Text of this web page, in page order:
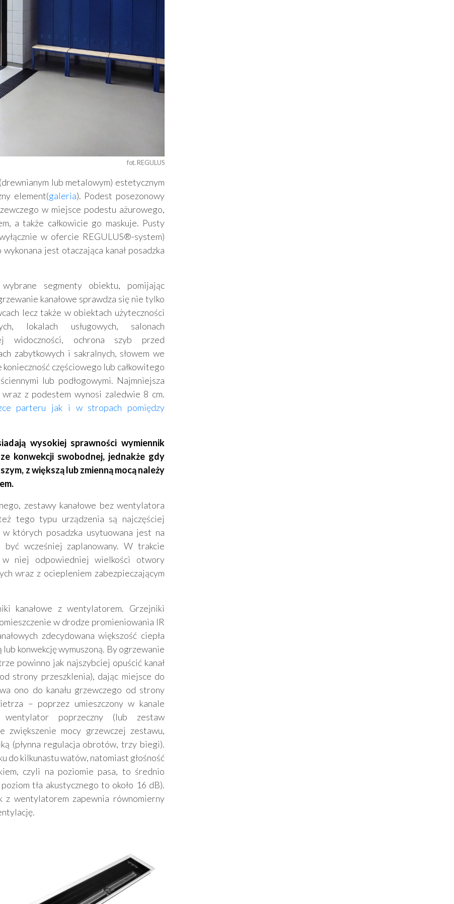
fot. REGULUS
lub metalowym) estetycznym
element(galeria). Podest posezonowy
w miejsce podestu ażurowego,
a także całkowicie go maskuje. Pusty
w ofercie REGULUS®-system)
jest otaczająca kanał posadzka
wybrane segmenty obiektu, pomijając
kanałowe sprawdza się nie tylko
lecz także w obiektach użyteczności
lokalach usługowych, salonach
widoczności, ochrona szyb przed
zabytkowych i sakralnych, słowem we
częściowego lub całkowitego
lub podłogowymi. Najmniejsza
wraz z podestem wynosi zaledwie 8 cm.
parteru jak i w stropach pomiędzy
wysokiej sprawności wymiennik
konwekcji swobodnej, jednakże gdy
z większą lub zmienną mocą należy
zestawy kanałowe bez wentylatora
tego typu urządzenia są najczęściej
których posadzka usytuowana jest na
wcześniej zaplanowany. W trakcie
w niej odpowiedniej wielkości otwory
wraz z ociepleniem zabezpieczającym
kanałowe z wentylatorem. Grzejniki
w drodze promieniowania IR
zdecydowana większość ciepła
konwekcję wymuszoną. By ogrzewanie
powinno jak najszybciej opuścić kanał
strony przeszklenia), dając miejsce do
ono do kanału grzewczego od strony
– poprzez umieszczony w kanale
wentylator poprzeczny (lub zestaw
zwiększenie mocy grzewczej zestawu,
(płynna regulacja obrotów, trzy biegi).
kilkunastu watów, natomiast głośność
czyli na poziomie pasa, to średnio
tła akustycznego to około 16 dB).
z wentylatorem zapewnia równomierny